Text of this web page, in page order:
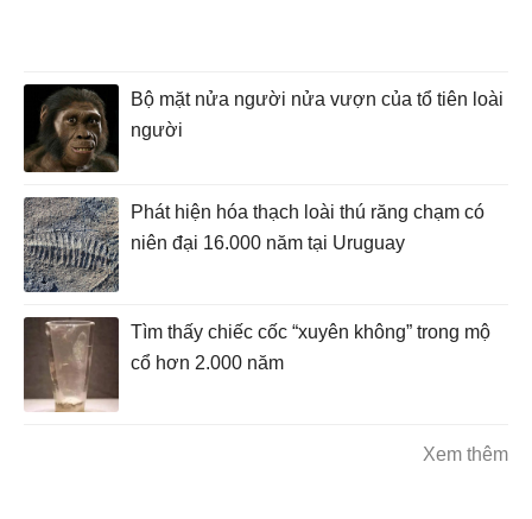
Bộ mặt nửa người nửa vượn của tổ tiên loài
người
Phát hiện hóa thạch loài thú răng chạm có
niên đại 16.000 năm tại Uruguay
Tìm thấy chiếc cốc “xuyên không” trong mộ
cổ hơn 2.000 năm
Xem thêm